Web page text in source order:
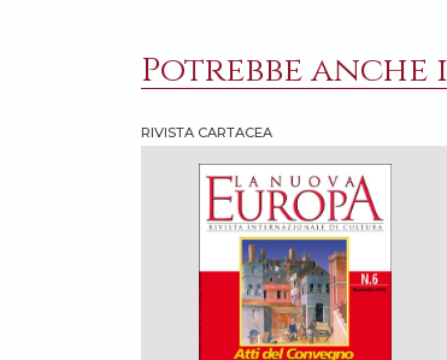
Potrebbe
RIVISTA CARTACEA